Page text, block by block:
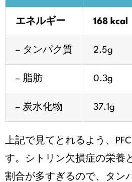
エネルギー 168 kcal
– タンパク質 2.5g
– 脂肪 0.3g
– 炭水化物 37.1g
上記で見てとれるよう、
す。シトリン欠損症の栄養
割合が多すぎるので、タン